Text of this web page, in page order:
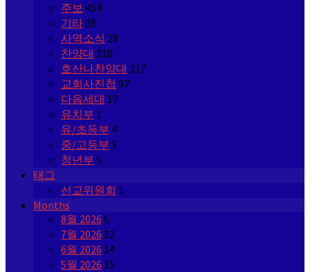
주보 454
기타38
사역소식 28
찬양대 218
호산나찬양대 217
교회사진첩 97
다음세대 17
유치부 1
유/초등부 4
중/고등부 3
청년부 5
태그
선교위원회 1
Months
8월 2026 5
7월 2026 13
6월 2026 14
5월 2026 15